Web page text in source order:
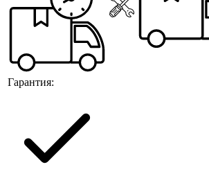
Гарантия: